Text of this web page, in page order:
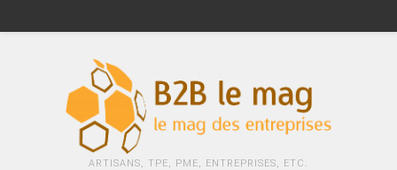
ARTISANS, TPE, PME, ENTREPRISES, ETC.